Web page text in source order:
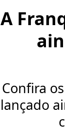
A
Confira
lançado